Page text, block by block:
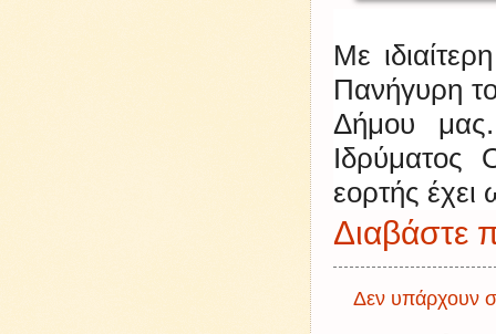
Με
Πανήγυρη
Δήμου
εορτής έχει
Διαβάστε
Δεν υπάρχουν